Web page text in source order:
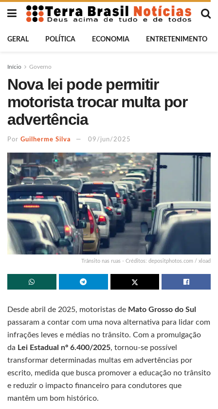
GERAL POLÍTICA ECONOMIA ENTRETENIMENTO
Início Governo
Nova lei pode permitir
motorista trocar multa por
advertência
Por Guilherme Silva 09/jun/2025
Trânsito nas ruas - Créditos: depositphotos.com / xload
Desde abril de 2025, motoristas de Mato Grosso do Sul
passaram a contar com uma nova alternativa para lidar com
infrações leves e médias no trânsito. Com a promulgação
da Lei Estadual nº 6.400/2025, tornou-se possível
transformar determinadas multas em advertências por
escrito, medida que busca promover a educação no trânsito
e reduzir o impacto financeiro para condutores que
mantêm um bom histórico.